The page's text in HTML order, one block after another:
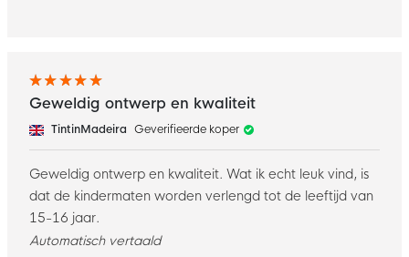
Geweldig ontwerp en kwaliteit
TintinMadeira Geverifieerde koper
Geweldig ontwerp en kwaliteit. Wat ik echt leuk vind, is
dat de kindermaten worden verlengd tot de leeftijd van
15-16 jaar.
Automatisch vertaald